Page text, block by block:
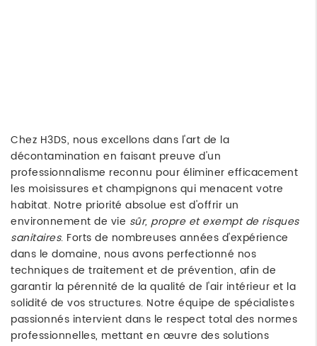
Chez H3DS, nous excellons dans l'art de la
décontamination en faisant preuve d'un
professionnalisme reconnu pour éliminer efficacement
les moisissures et champignons qui menacent votre
habitat. Notre priorité absolue est d'offrir un
environnement de vie sûr, propre et exempt de risques
sanitaires. Forts de nombreuses années d'expérience
dans le domaine, nous avons perfectionné nos
techniques de traitement et de prévention, afin de
garantir la pérennité de la qualité de l'air intérieur et la
solidité de vos structures. Notre équipe de spécialistes
passionnés intervient dans le respect total des normes
professionnelles, mettant en œuvre des solutions